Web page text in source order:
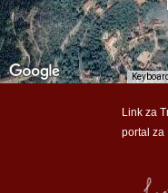
Link za
portal za